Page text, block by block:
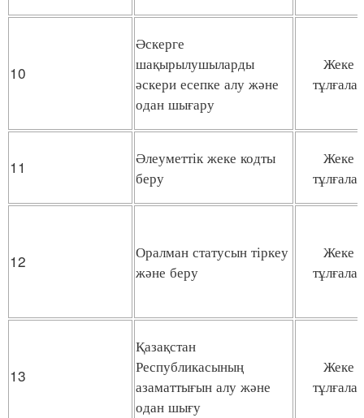
10
Әскерге
шақырылушыларды
әскери есепке алу және
одан шығару
Жеке
тұлғалар
11
Әлеуметтік жеке кодты
беру
Жеке
тұлғалар
12
Оралман статусын тіркеу
және беру
Жеке
тұлғалар
13
Қазақстан
Республикасының
азаматтығын алу және
одан шығу
Жеке
тұлғалар